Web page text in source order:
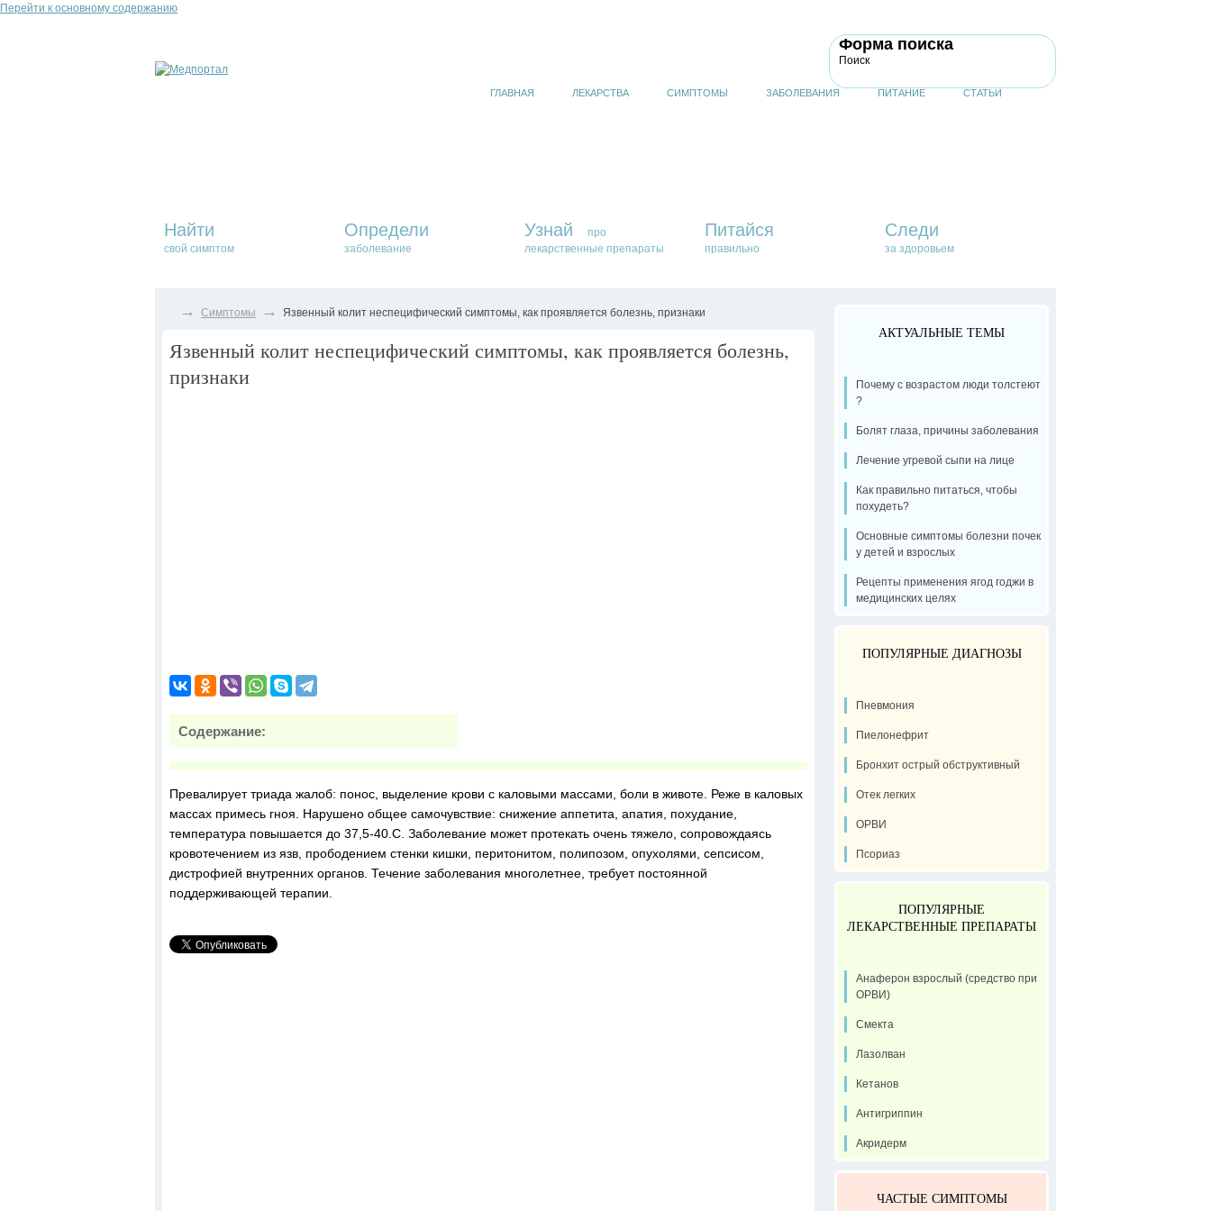
Перейти к основному содержанию
Форма поиска
Поиск
ГЛАВНАЯ ЛЕКАРСТВА СИМПТОМЫ ЗАБОЛЕВАНИЯ ПИТАНИЕ СТАТЬИ
Найти
свой симптом
Определи
заболевание
Узнай
про
лекарственные препараты
Питайся
правильно
Следи
за здоровьем
→ Симптомы → Язвенный колит неспецифический симптомы, как проявляется болезнь, признаки
Язвенный колит неспецифический симптомы, как проявляется болезнь,
признаки
Содержание:
Превалирует триада жалоб: понос, выделение крови с каловыми массами, боли в животе. Реже в каловых
массах примесь гноя. Нарушено общее самочувствие: снижение аппетита, апатия, похудание,
температура повышается до 37,5-40.С. Заболевание может протекать очень тяжело, сопровождаясь
кровотечением из язв, прободением стенки кишки, перитонитом, полипозом, опухолями, сепсисом,
дистрофией внутренних органов. Течение заболевания многолетнее, требует постоянной
поддерживающей терапии.
АКТУАЛЬНЫЕ ТЕМЫ
Почему с возрастом люди толстеют
?
Болят глаза, причины заболевания
Лечение угревой сыпи на лице
Как правильно питаться, чтобы
похудеть?
Основные симптомы болезни почек
у детей и взрослых
Рецепты применения ягод годжи в
медицинских целях
ПОПУЛЯРНЫЕ ДИАГНОЗЫ
Пневмония
Пиелонефрит
Бронхит острый обструктивный
Отек легких
ОРВИ
Псориаз
ПОПУЛЯРНЫЕ
ЛЕКАРСТВЕННЫЕ ПРЕПАРАТЫ
Анаферон взрослый (средство при
ОРВИ)
Смекта
Лазолван
Кетанов
Антигриппин
Акридерм
ЧАСТЫЕ СИМПТОМЫ